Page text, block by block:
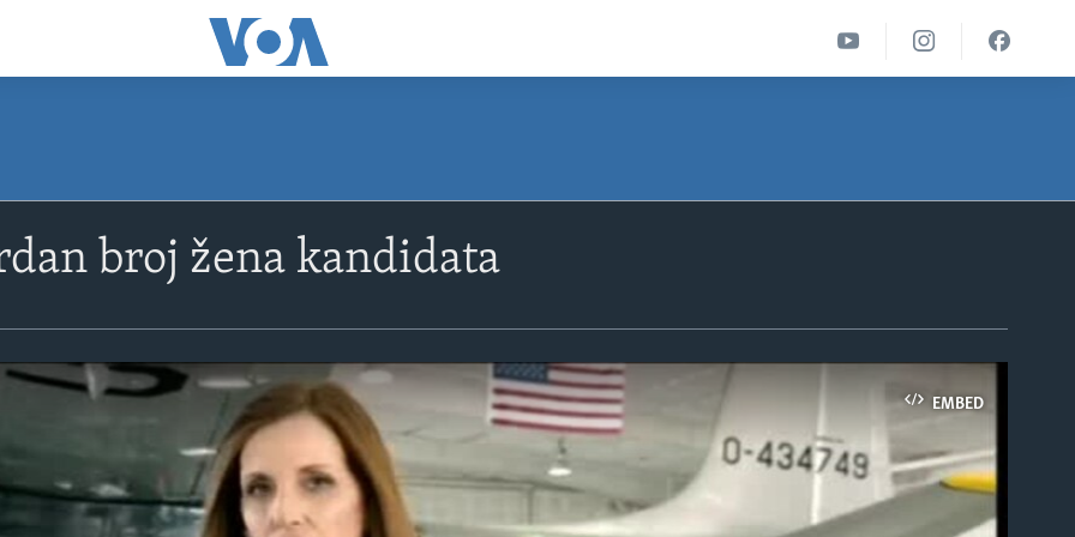
broj žena kandidata
EMBED